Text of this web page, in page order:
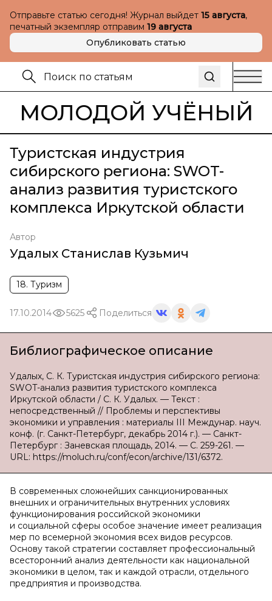
Отправьте статью сегодня! Журнал выйдет 15 августа,
печатный экземпляр отправим 19 августа
Опубликовать статью
МОЛОДОЙ УЧЁНЫЙ
Туристская индустрия
сибирского региона: SWOT-
анализ развития туристского
комплекса Иркутской области
Автор
Удалых Станислав Кузьмич
18. Туризм
17.10.2014 5625 Поделиться
Библиографическое описание
Удалых, С. К. Туристская индустрия сибирского региона:
SWOT-анализ развития туристского комплекса
Иркутской области / С. К. Удалых. — Текст :
непосредственный // Проблемы и перспективы
экономики и управления : материалы III Междунар. науч.
конф. (г. Санкт-Петербург, декабрь 2014 г.). — Санкт-
Петербург : Заневская площадь, 2014. — С. 259-261. —
URL: https://moluch.ru/conf/econ/archive/131/6372.
В современных сложнейших санкционированных
внешних и ограничительных внутренних условиях
функционирования российской экономики
и социальной сферы особое значение имеет реализация
мер по всемерной экономия всех видов ресурсов.
Основу такой стратегии составляет профессиональный
всесторонний анализ деятельности как национальной
экономики в целом, так и каждой отрасли, отдельного
предприятия и производства.